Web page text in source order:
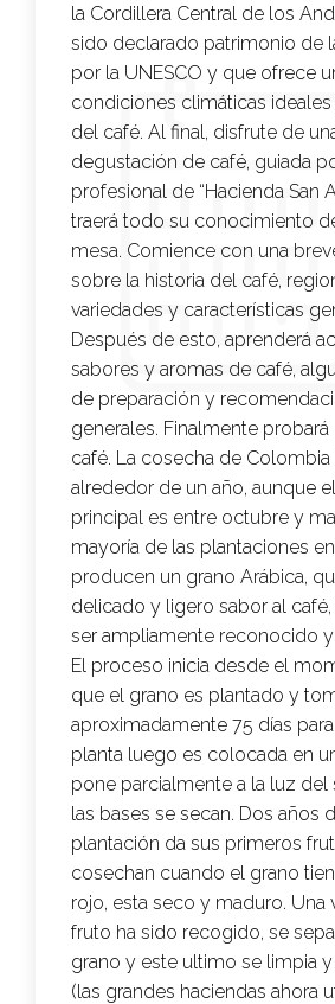
la Cordillera Central de los
sido declarado patrimonio de
por la UNESCO y que ofrece
condiciones climáticas
del café. Al final, disfrute de
degustación de café, guiada
profesional de “Hacienda San
traerá todo su conocimiento
mesa. Comience con una
sobre la historia del café,
variedades y características
Después de esto, aprenderá
sabores y aromas de café,
de preparación y
generales. Finalmente
café. La cosecha de Colombia
alrededor de un año, aunque
principal es entre octubre y
mayoría de las plantaciones
producen un grano Arábica,
delicado y ligero sabor al
ser ampliamente reconocido
El proceso inicia desde el
que el grano es plantado y
aproximadamente 75 días
planta luego es colocada en
pone parcialmente a la luz del
las bases se secan. Dos años
plantación da sus primeros
cosechan cuando el grano
rojo, esta seco y maduro. Una
fruto ha sido recogido, se
grano y este ultimo se limpia
(las grandes haciendas ahora